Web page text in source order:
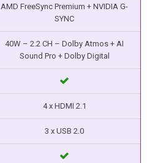
AMD FreeSync Premium + NVIDIA G-
SYNC
40W – 2.2 CH – Dolby Atmos + AI
Sound Pro + Dolby Digital
4 x HDMI 2.1
3 x USB 2.0